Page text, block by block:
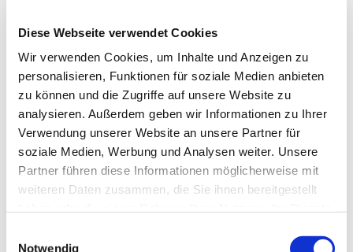
Diese Webseite verwendet Cookies
Wir verwenden Cookies, um Inhalte und Anzeigen zu
personalisieren, Funktionen für soziale Medien anbieten
zu können und die Zugriffe auf unsere Website zu
analysieren. Außerdem geben wir Informationen zu Ihrer
Verwendung unserer Website an unsere Partner für
soziale Medien, Werbung und Analysen weiter. Unsere
Partner führen diese Informationen möglicherweise mit
weiteren Daten zusammen, die Sie ihnen bereitgestellt
Notwendig
Dies könnte Sie auch
interessieren